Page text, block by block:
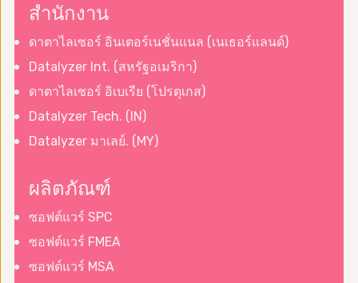
สำนักงาน
ดาตาไลเซอร์ อินเตอร์เนชั่นแนล (เนเธอร์แลนด์)
Datalyzer Int. (สหรัฐอเมริกา)
ดาตาไลเซอร์ อิเบเรีย (โปรตุเกส)
Datalyzer Tech. (IN)
Datalyzer มาเลย์. (MY)
ผลิตภัณฑ์
ซอฟต์แวร์ SPC
ซอฟต์แวร์ FMEA
ซอฟต์แวร์ MSA